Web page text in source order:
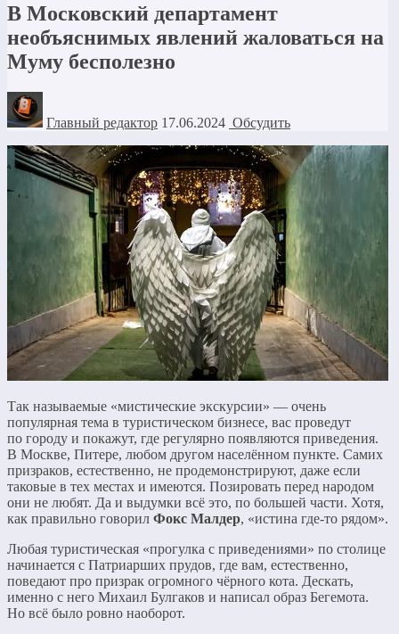
В Московский департамент
необъяснимых явлений жаловаться на
Муму бесполезно
Главный редактор 17.06.2024 Обсудить
Так называемые «мистические экскурсии» — очень
популярная тема в туристическом бизнесе, вас проведут
по городу и покажут, где регулярно появляются приведения.
В Москве, Питере, любом другом населённом пункте. Самих
призраков, естественно, не продемонстрируют, даже если
таковые в тех местах и имеются. Позировать перед народом
они не любят. Да и выдумки всё это, по большей части. Хотя,
как правильно говорил Фокс Малдер, «истина где-то рядом».
Любая туристическая «прогулка с приведениями» по столице
начинается с Патриарших прудов, где вам, естественно,
поведают про призрак огромного чёрного кота. Дескать,
именно с него Михаил Булгаков и написал образ Бегемота.
Но всё было ровно наоборот.